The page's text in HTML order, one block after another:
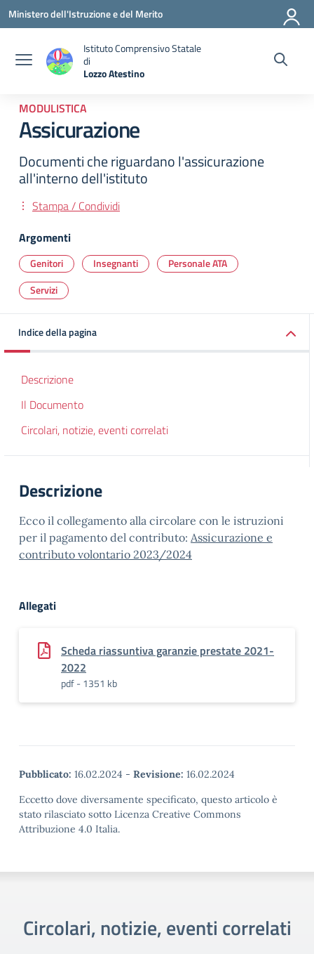
Vai ai contenuti
Vai al menu di navigazione
Vai al footer
Ministero dell'Istruzione e del Merito
Istituto Comprensivo Statale
di
Lozzo Atestino
MODULISTICA
Assicurazione
Documenti che riguardano l'assicurazione
all'interno dell'istituto
Stampa / Condividi
Argomenti
Genitori Insegnanti
Personale ATA
Servizi
Indice della pagina
Descrizione
Il Documento
Circolari, notizie, eventi correlati
Descrizione
Ecco il collegamento alla circolare con le istruzioni
per il pagamento del contributo: Assicurazione e
contributo volontario 2023/2024
Allegati
Scheda riassuntiva garanzie prestate 2021-
2022
pdf - 1351 kb
Pubblicato: 16.02.2024 - Revisione: 16.02.2024
Eccetto dove diversamente specificato, questo articolo è
stato rilasciato sotto Licenza Creative Commons
Attribuzione 4.0 Italia.
Circolari, notizie, eventi correlati